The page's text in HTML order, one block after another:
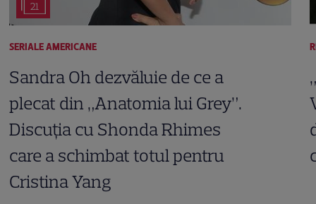
21
SERIALE AMERICANE
Sandra Oh dezvăluie de ce a
plecat din „Anatomia lui Grey”.
Discuția cu Shonda Rhimes
care a schimbat totul pentru
Cristina Yang